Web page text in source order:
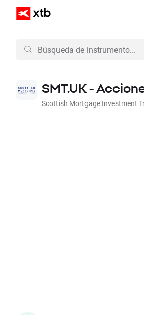
SMT.UK -
Scottish Mortgage Investment